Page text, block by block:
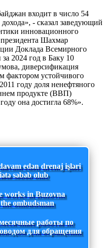
входит в число 54
- сказал заведующий
инновационного
Шахмар
Доклада Всемирного
2024 год в Баку 10
диверсификация
фактором устойчивого
году доля ненефтяного
продукте (ВВП)
она достигла 68%».
edən drenaj işləri
səbəb olub
works in Buzovna
ombudsman
работы по
для обращения